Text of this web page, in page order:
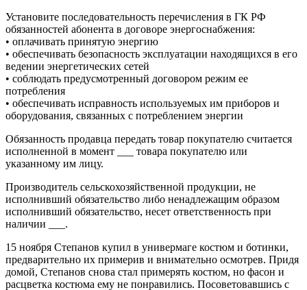
Установите последовательность перечисления в ГК РФ
обязанностей абонента в договоре энергоснабжения:
• оплачивать принятую энергию
• обеспечивать безопасность эксплуатации находящихся в его
ведении энергетических сетей
• соблюдать предусмотренный договором режим ее
потребления
• обеспечивать исправность используемых им приборов и
оборудования, связанных с потреблением энергии
Обязанность продавца передать товар покупателю считается
исполненной в момент ___ товара покупателю или
указанному им лицу.
Производитель сельскохозяйственной продукции, не
исполнивший обязательство либо ненадлежащим образом
исполнивший обязательство, несет ответственность при
наличии ___.
15 ноября Степанов купил в универмаге костюм и ботинки,
предварительно их примерив и внимательно осмотрев. Придя
домой, Степанов снова стал примерять костюм, но фасон и
расцветка костюма ему не понравились. Посоветовавшись с